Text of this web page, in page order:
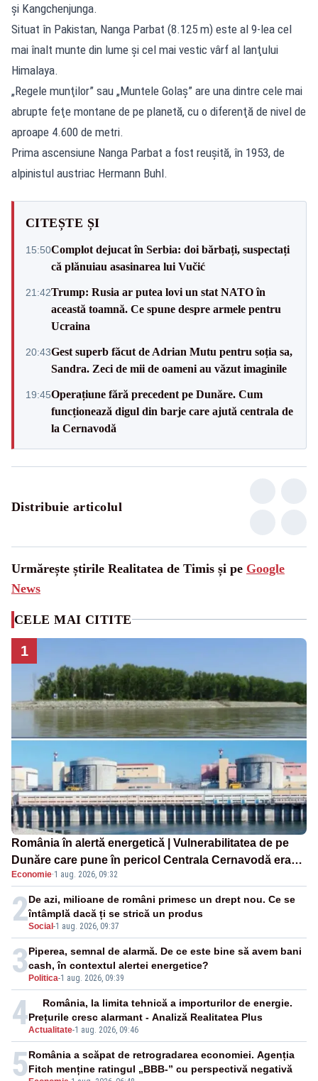
şi Kangchenjunga.
Situat în Pakistan, Nanga Parbat (8.125 m) este al 9-lea cel
mai înalt munte din lume şi cel mai vestic vârf al lanţului
Himalaya.
„Regele munţilor” sau „Muntele Golaş” are una dintre cele mai
abrupte feţe montane de pe planetă, cu o diferenţă de nivel de
aproape 4.600 de metri.
Prima ascensiune Nanga Parbat a fost reuşită, în 1953, de
alpinistul austriac Hermann Buhl.
CITEȘTE ȘI
15:50Complot dejucat în Serbia: doi bărbați, suspectați
că plănuiau asasinarea lui Vučić
21:42Trump: Rusia ar putea lovi un stat NATO în
această toamnă. Ce spune despre armele pentru
Ucraina
20:43Gest superb făcut de Adrian Mutu pentru soția sa,
Sandra. Zeci de mii de oameni au văzut imaginile
19:45Operațiune fără precedent pe Dunăre. Cum
funcționează digul din barje care ajută centrala de
la Cernavodă
Distribuie articolul
Urmărește știrile Realitatea de Timis și pe Google
News
CELE MAI CITITE
1
România în alertă energetică | Vulnerabilitatea de pe
Dunăre care pune în pericol Centrala Cernavodă era
cunoscută de pe vremea lui Ceaușescu
Economie·1 aug. 2026, 09:32
2Social -1 aug. 2026, 09:37
De azi, milioane de români primesc un drept nou. Ce se
întâmplă dacă ți se strică un produs
3 Politica-1 aug. 2026, 09:39
Piperea, semnal de alarmă. De ce este bine să avem bani
cash, în contextul alertei energetice?
4Actualitate-1 aug. 2026, 09:46
România, la limita tehnică a importurilor de energie.
Prețurile cresc alarmant - Analiză Realitatea Plus
5România a scăpat de retrogradarea economiei. Agenția
Fitch menține ratingul „BBB-” cu perspectivă negativă